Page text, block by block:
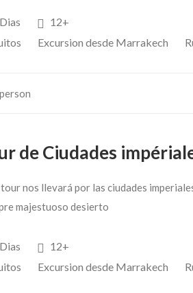
12+
Excursion desde Marrakech
de Ciudades
nos llevará por las ciudades
majestuoso desierto
12+
Excursion desde Marrakech